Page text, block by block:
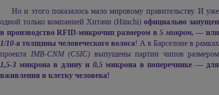
Но и этого показалось мало мировому правительству. И уже
одной только компанией Хитачи (Hitachi) официально запущен
в производство RFID-микрочип размером в5 микрон, — или
1/10-ятолщины человеческого волоса! А в Барселоне в рамках
проекта IMB-CNM (CSIC) выпущены партии чипов размером
1,5-3 микрона в длину и 0,5микрона в поперечнике — для
вживления в клетку человека!